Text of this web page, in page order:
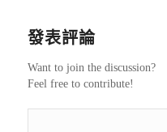
發表評論
Want to join the discussion?
Feel free to contribute!